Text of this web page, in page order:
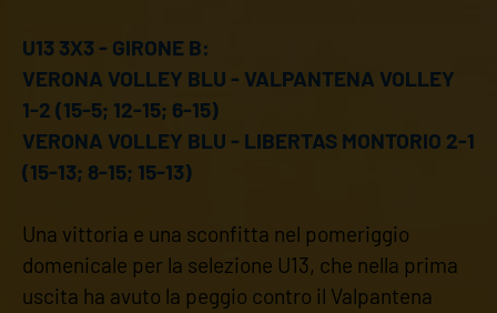
U13 3X3 - GIRONE B:
VERONA VOLLEY BLU - VALPANTENA VOLLEY
1-2 (15-5; 12-15; 6-15)
VERONA VOLLEY BLU - LIBERTAS MONTORIO 2-1
(15-13; 8-15; 15-13)
Una vittoria e una sconfitta nel pomeriggio
domenicale per la selezione U13, che nella prima
uscita ha avuto la peggio contro il Valpantena